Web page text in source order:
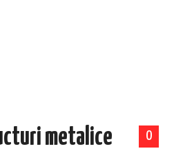
0
metalice